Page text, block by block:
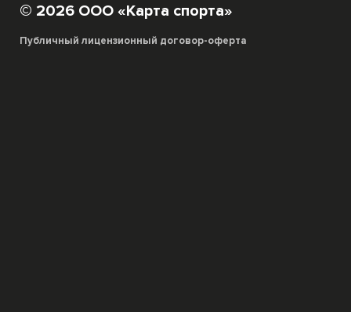
© 2026 ООО «Карта спорта»
Публичный лицензионный договор-оферта